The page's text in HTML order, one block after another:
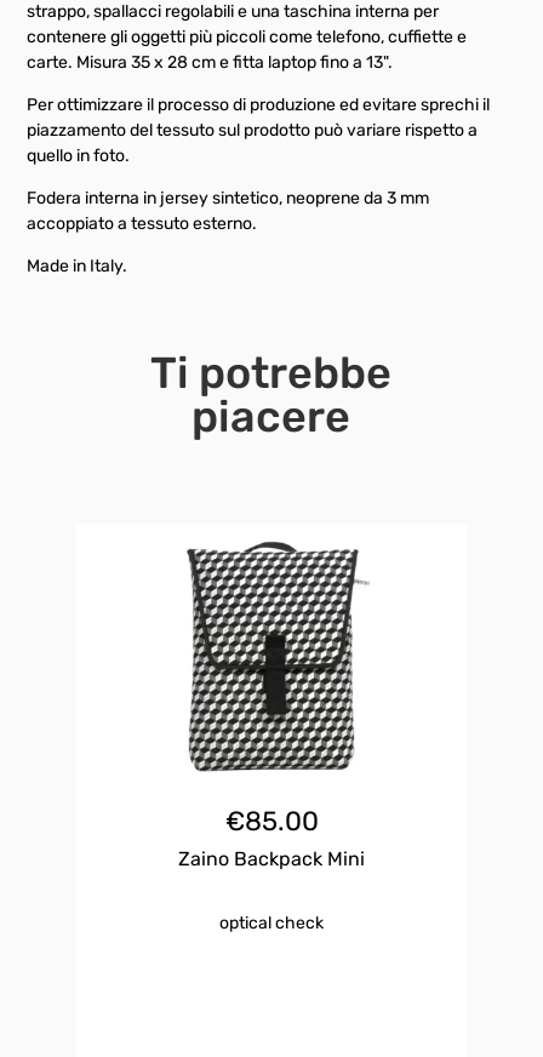
strappo, spallacci regolabili e una taschina interna per
contenere gli oggetti più piccoli come telefono, cuffiette e
carte. Misura 35 x 28 cm e fitta laptop fino a 13".
Per ottimizzare il processo di produzione ed evitare sprechi il
piazzamento del tessuto sul prodotto può variare rispetto a
quello in foto.
Fodera interna in jersey sintetico, neoprene da 3 mm
accoppiato a tessuto esterno.
Made in Italy.
Ti potrebbe
piacere
€85.00
Zaino Backpack Mini
optical check